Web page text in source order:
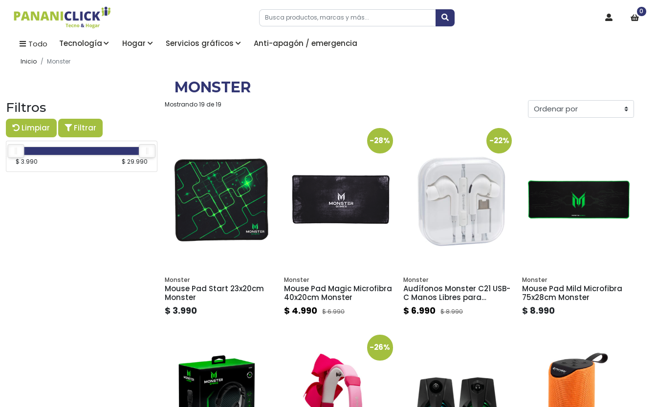
0
Todo Tecnología Hogar Servicios gráficos Anti-apagón / emergencia
Inicio Monster
MONSTER
Filtros
Limpiar Filtrar
$ 3.990 $ 29.990
Mostrando 19 de 19
Monster
Mouse Pad Start 23x20cm
Monster
$ 3.990
-28%
Monster
Mouse Pad Magic Microfibra
40x20cm Monster
$ 4.990 $ 6.990
-22%
Monster
Audífonos Monster C21 USB-
C Manos Libres para
Smartphone y Tablet
$ 6.990 $ 8.990
Monster
Mouse Pad Mild Microfibra
75x28cm Monster
$ 8.990
-26%